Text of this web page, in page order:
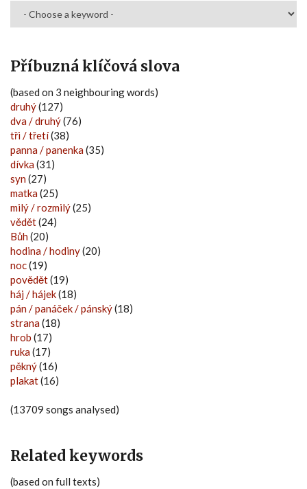
Příbuzná klíčová slova
(based on 3 neighbouring words)
druhý(127)
dva / druhý(76)
tři / třetí(38)
panna / panenka(35)
dívka(31)
syn(27)
matka(25)
milý / rozmilý(25)
vědět(24)
Bůh(20)
hodina / hodiny(20)
noc(19)
povědět(19)
háj / hájek(18)
pán / panáček / pánský(18)
strana(18)
hrob (17)
ruka(17)
pěkný(16)
plakat(16)
(13709 songs analysed)
Related keywords
(based on full texts)